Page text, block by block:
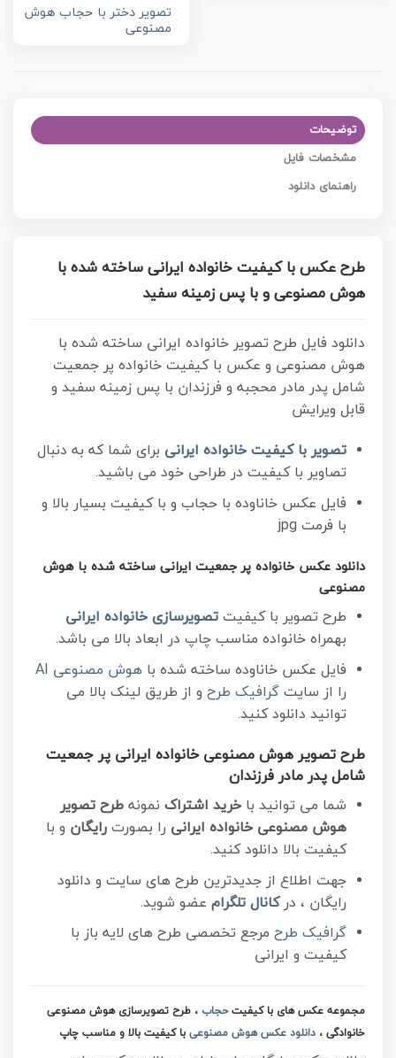
تصویر دختر با حجاب هوش
مصنوعی
توضیحات
مشخصات فایل
راهنمای دانلود
طرح عکس با کیفیت خانواده ایرانی ساخته شده با
هوش مصنوعی و با پس زمینه سفید
دانلود فایل طرح تصویر خانواده ایرانی ساخته شده با
هوش مصنوعی و عکس با کیفیت خانواده پر جمعیت
شامل پدر مادر محجبه و فرزندان با پس زمینه سفید و
قابل ویرایش
تصویر با کیفیت خانواده ایرانی برای شما که به دنبال
تصاویر با کیفیت در طراحی خود می باشید.
فایل عکس خاناوده با حجاب و با کیفیت بسیار بالا و
با فرمت jpg
دانلود عکس خانواده پر جمعیت ایرانی ساخته شده با هوش
مصنوعی
طرح تصویر با کیفیت تصویرسازی خانواده ایرانی
بهمراه خانواده مناسب چاپ در ابعاد بالا می باشد.
فایل عکس خاناوده ساخته شده با هوش مصنوعی AI
را از سایتگرافیک طرحو از طریق لینک بالا می
توانید دانلود کنید.
طرح تصویر هوش مصنوعی خانواده ایرانی پر جمعیت
شامل پدر مادر فرزندان
شما می توانید با خرید اشتراکنمونه طرح تصویر
هوش مصنوعی خانواده ایرانی را بصورت رایگان و با
کیفیت بالا دانلود کنید.
جهت اطلاع از جدیدترین طرح های سایت و دانلود
رایگان ، درکانال تلگرامعضو شوید.
گرافیک طرحمرجع تخصصی طرح های لایه باز با
کیفیت و ایرانی
مجموعه عکس های با کیفیتحجاب ، طرح تصویرسازی هوش مصنوعی
خانوادگی ، دانلود عکس هوش مصنوعی با کیفیت بالا و مناسب چاپ